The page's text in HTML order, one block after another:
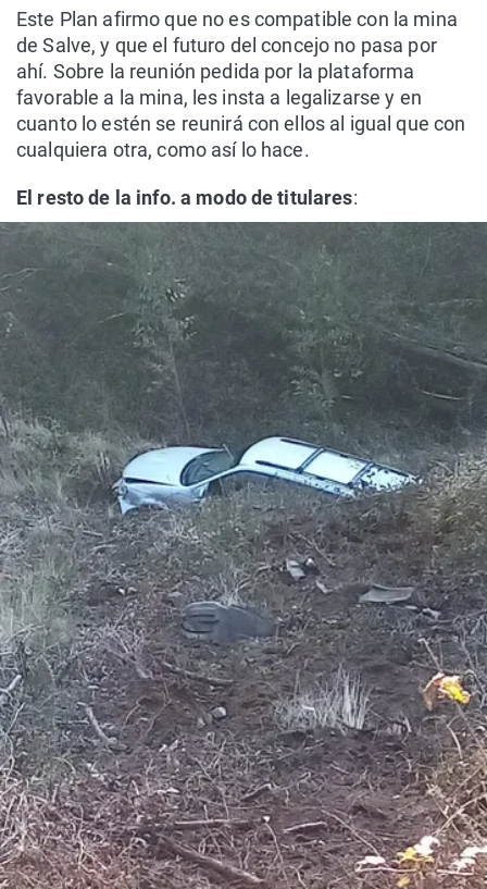
Este Plan afirmo que no es compatible con la mina
de Salve, y que el futuro del concejo no pasa por
ahí. Sobre la reunión pedida por la plataforma
favorable a la mina, les insta a legalizarse y en
cuanto lo estén se reunirá con ellos al igual que con
cualquiera otra, como así lo hace.
El resto de la info. a modo de titulares: